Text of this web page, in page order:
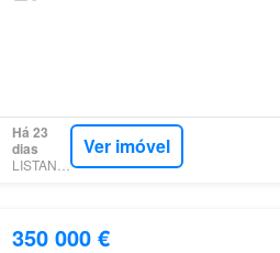
Há 23
dias
LISTANZA
Ver imóvel
350 000 €